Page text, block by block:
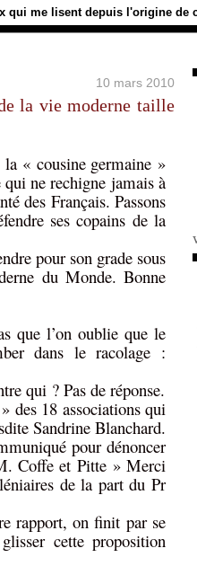
qui me lisent depuis l'origine de
10 mars 2010
la vie moderne taille
la « cousine germaine »
ne rechigne jamais à
des Français. Passons
ses copains de la
pour son grade sous
du Monde. Bonne
que l’on oublie que le
dans le racolage :
qui ? Pas de réponse.
des 18 associations qui
Sandrine Blanchard.
pour dénoncer
Coffe et Pitte » Merci
de la part du Pr
rapport, on finit par se
cette proposition